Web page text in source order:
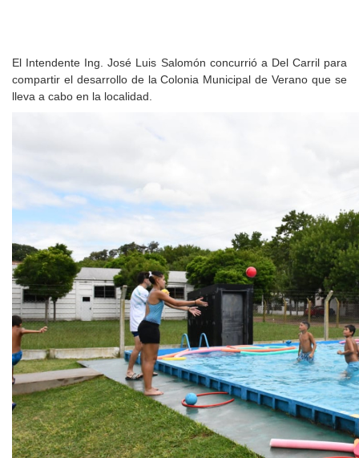
El Intendente Ing. José Luis Salomón concurrió a Del Carril para
compartir el desarrollo de la Colonia Municipal de Verano que se
lleva a cabo en la localidad.